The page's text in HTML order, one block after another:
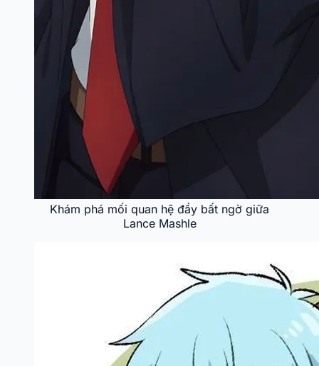
Khám phá mối quan hệ đầy bất ngờ giữa
Lance Mashle